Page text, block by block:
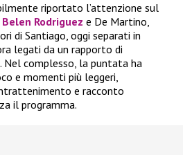
riportato l’attenzione sul
Belen Rodriguez e De Martino,
di Santiago, oggi separati in
legati da un rapporto di
complesso, la puntata ha
e momenti più leggeri,
e racconto
il programma.